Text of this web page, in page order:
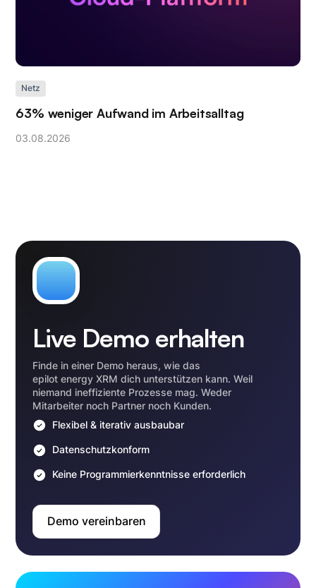
Netz
63% weniger Aufwand im Arbeitsalltag
03.08.2026
Live Demo erhalten
Finde in einer Demo heraus, wie das
epilot energy XRM dich unterstützen kann. Weil
niemand ineffiziente Prozesse mag. Weder
Mitarbeiter noch Partner noch Kunden.
Flexibel & iterativ ausbaubar
Datenschutzkonform
Keine Programmierkenntnisse erforderlich
Demo vereinbaren